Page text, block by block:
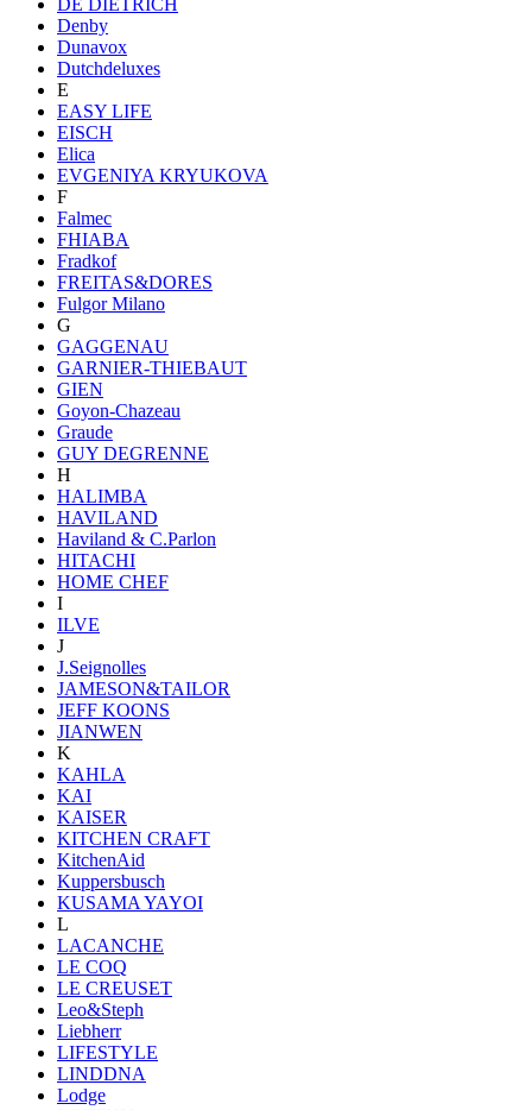
Denby
Dunavox
Dutchdeluxes
E
EASY LIFE
EISCH
Elica
EVGENIYA KRYUKOVA
F
Falmec
FHIABA
Fradkof
FREITAS&DORES
Fulgor Milano
G
GAGGENAU
GARNIER-THIEBAUT
GIEN
Goyon-Chazeau
Graude
GUY DEGRENNE
H
HALIMBA
HAVILAND
Haviland & C.Parlon
HITACHI
HOME CHEF
I
ILVE
J
J.Seignolles
JAMESON&TAILOR
JEFF KOONS
JIANWEN
K
KAHLA
KAI
KAISER
KITCHEN CRAFT
KitchenAid
Kuppersbusch
KUSAMA YAYOI
L
LACANCHE
LE COQ
LE CREUSET
Leo&Steph
Liebherr
LIFESTYLE
LINDDNA
Lodge